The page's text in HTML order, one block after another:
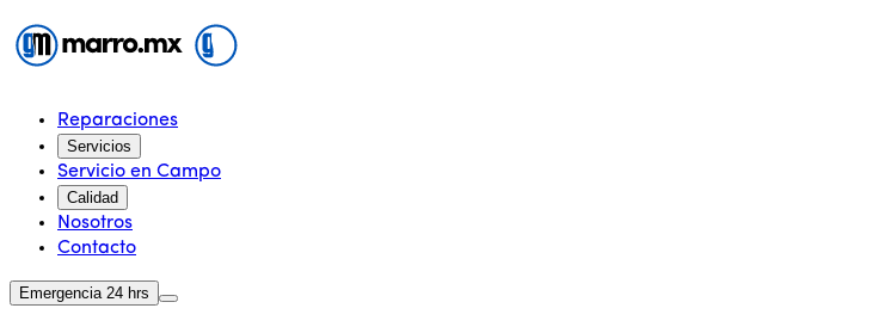
Reparaciones
Servicios
Servicio en Campo
Calidad
Nosotros
Contacto
Emergencia 24 hrs